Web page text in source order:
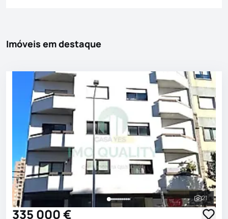
Imóveis em destaque
Ver
21
335 000 €